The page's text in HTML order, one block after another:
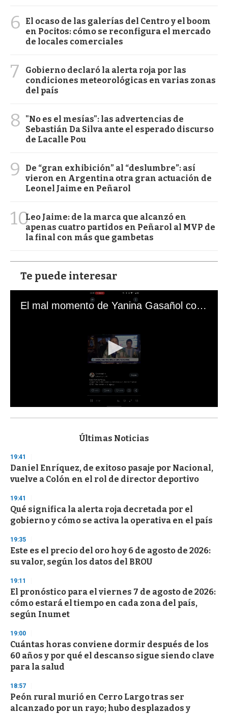
6
El ocaso de las galerías del Centro y el boom
en Pocitos: cómo se reconfigura el mercado
de locales comerciales
7
Gobierno declaró la alerta roja por las
condiciones meteorológicas en varias zonas
del país
8
"No es el mesías": las advertencias de
Sebastián Da Silva ante el esperado discurso
de Lacalle Pou
9
De “gran exhibición” al “deslumbre”: así
vieron en Argentina otra gran actuación de
Leonel Jaime en Peñarol
10Leo Jaime: de la marca que alcanzó en
apenas cuatro partidos en Peñarol al MVP de
la final con más que gambetas
Te puede interesar
El mal momento de Yanina Gasañol con un hincha argentino en "Subrayado"
s
d
s
o
f
3
s
c
n
d
Últimas Noticias
19:41
Daniel Enríquez, de exitoso pasaje por Nacional,
vuelve a Colón en el rol de director deportivo
19:41
Qué significa la alerta roja decretada por el
gobierno y cómo se activa la operativa en el país
19:35
Este es el precio del oro hoy 6 de agosto de 2026:
su valor, según los datos del BROU
19:11
El pronóstico para el viernes 7 de agosto de 2026:
cómo estará el tiempo en cada zona del país,
según Inumet
19:00
Cuántas horas conviene dormir después de los
60 años y por qué el descanso sigue siendo clave
para la salud
18:57
Peón rural murió en Cerro Largo tras ser
alcanzado por un rayo; hubo desplazados y